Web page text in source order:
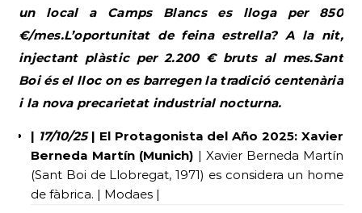
un local a Camps Blancs es lloga per 850
€/mes.L’oportunitat de feina estrella? A la nit,
injectant plàstic per 2.200 € bruts al mes.Sant
Boi és el lloc on es barregen la tradició centenària
i la nova precarietat industrial nocturna.
| 17/10/25| El Protagonista del Año 2025: Xavier
Berneda Martín (Munich) | Xavier Berneda Martín
(Sant Boi de Llobregat, 1971) es considera un home
de fàbrica. | Modaes |